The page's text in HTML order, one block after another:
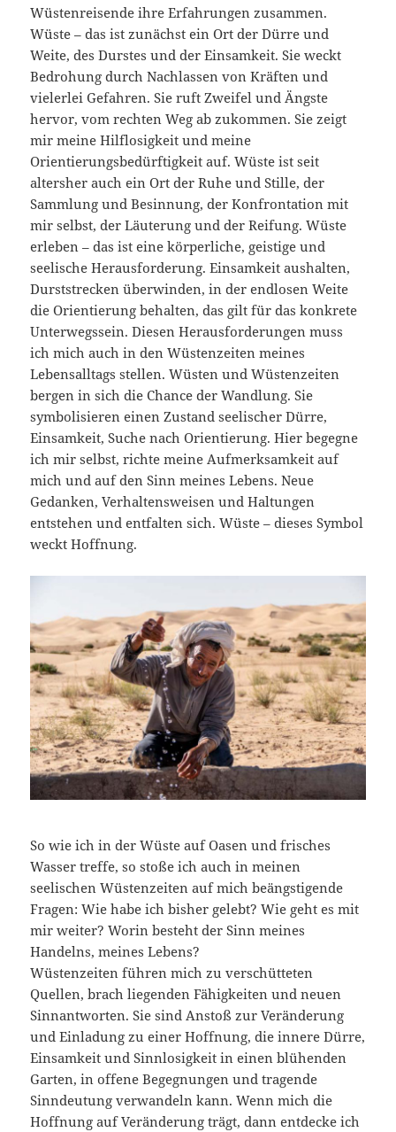
Wüstenreisende ihre Erfahrungen zusammen.
Wüste – das ist zunächst ein Ort der Dürre und
Weite, des Durstes und der Einsamkeit. Sie weckt
Bedrohung durch Nachlassen von Kräften und
vielerlei Gefahren. Sie ruft Zweifel und Ängste
hervor, vom rechten Weg ab zukommen. Sie zeigt
mir meine Hilflosigkeit und meine
Orientierungsbedürftigkeit auf. Wüste ist seit
altersher auch ein Ort der Ruhe und Stille, der
Sammlung und Besinnung, der Konfrontation mit
mir selbst, der Läuterung und der Reifung. Wüste
erleben – das ist eine körperliche, geistige und
seelische Herausforderung. Einsamkeit aushalten,
Durststrecken überwinden, in der endlosen Weite
die Orientierung behalten, das gilt für das konkrete
Unterwegssein. Diesen Herausforderungen muss
ich mich auch in den Wüstenzeiten meines
Lebensalltags stellen. Wüsten und Wüstenzeiten
bergen in sich die Chance der Wandlung. Sie
symbolisieren einen Zustand seelischer Dürre,
Einsamkeit, Suche nach Orientierung. Hier begegne
ich mir selbst, richte meine Aufmerksamkeit auf
mich und auf den Sinn meines Lebens. Neue
Gedanken, Verhaltensweisen und Haltungen
entstehen und entfalten sich. Wüste – dieses Symbol
weckt Hoffnung.
So wie ich in der Wüste auf Oasen und frisches
Wasser treffe, so stoße ich auch in meinen
seelischen Wüstenzeiten auf mich beängstigende
Fragen: Wie habe ich bisher gelebt? Wie geht es mit
mir weiter? Worin besteht der Sinn meines
Handelns, meines Lebens?
Wüstenzeiten führen mich zu verschütteten
Quellen, brach liegenden Fähigkeiten und neuen
Sinnantworten. Sie sind Anstoß zur Veränderung
und Einladung zu einer Hoffnung, die innere Dürre,
Einsamkeit und Sinnlosigkeit in einen blühenden
Garten, in offene Begegnungen und tragende
Sinndeutung verwandeln kann. Wenn mich die
Hoffnung auf Veränderung trägt, dann entdecke ich